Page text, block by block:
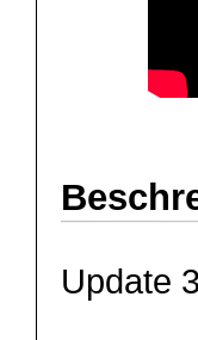
Update